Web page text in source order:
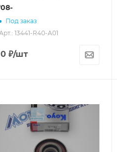
Под заказ
13441-R40-A01
0 ₽/шт